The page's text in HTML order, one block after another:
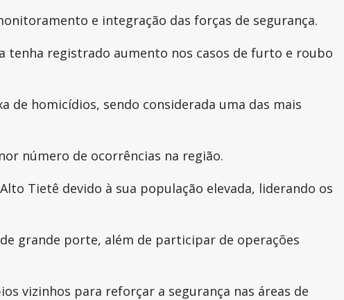
e integração das forças de segurança.
registrado aumento nos casos de furto e roubo
de homicídios, sendo considerada uma das mais
número de ocorrências na região.
Tietê devido à sua população elevada, liderando os
grande porte, além de participar de operações
vizinhos para reforçar a segurança nas áreas de